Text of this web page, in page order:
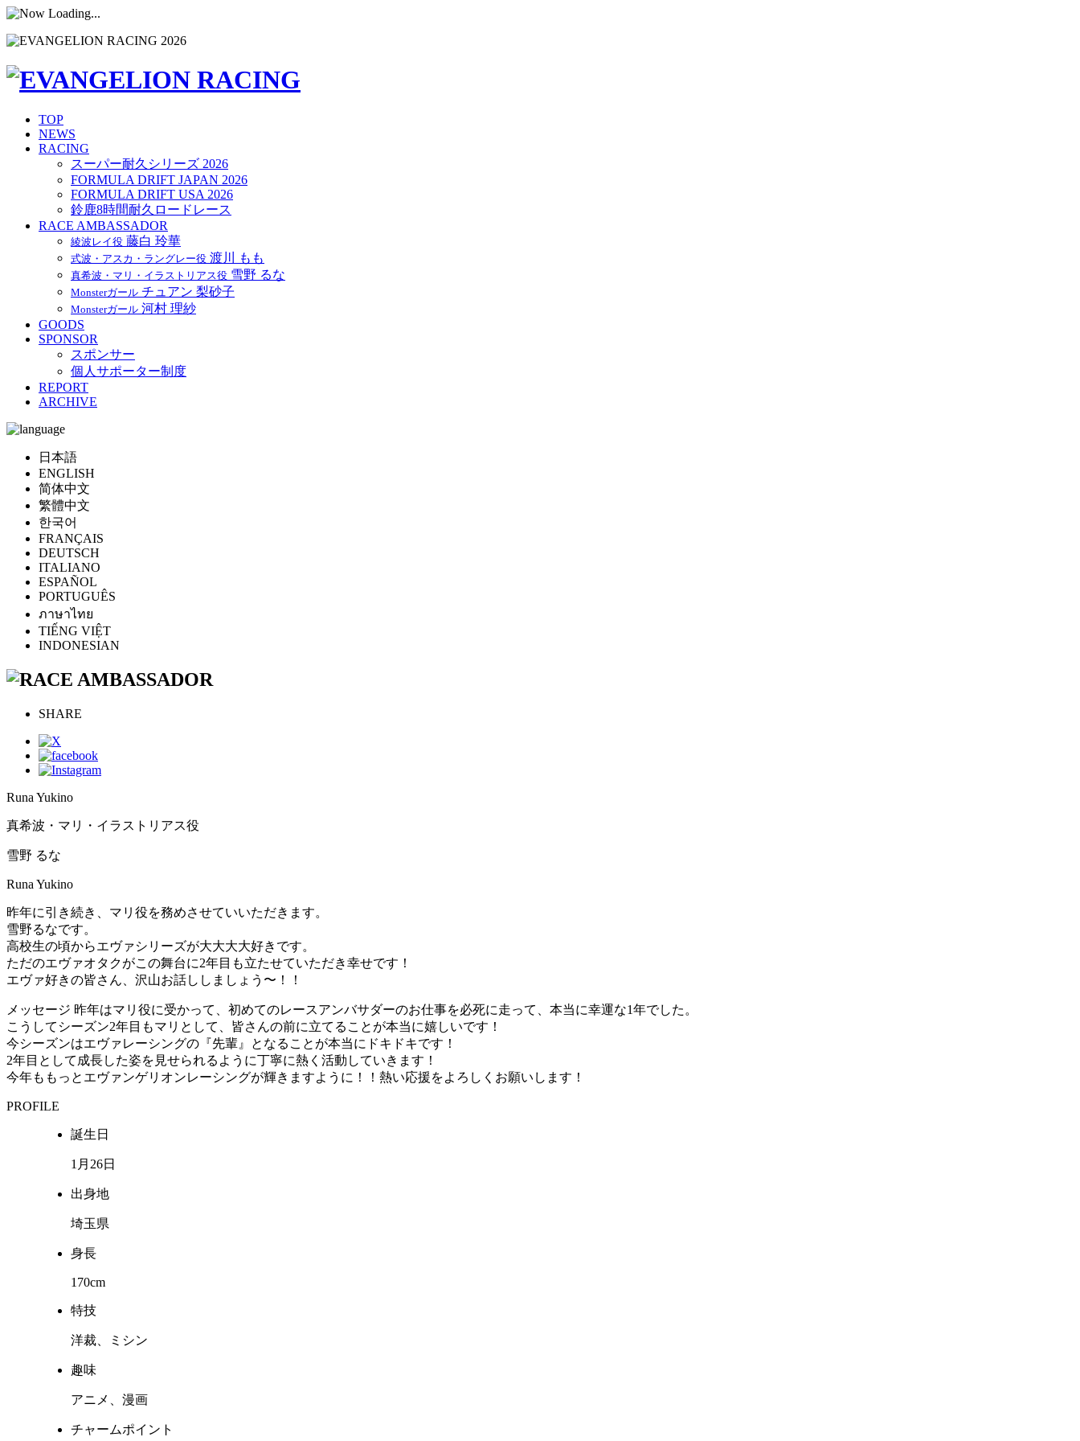
TOP
NEWS
RACING
スーパー耐久シリーズ 2026
FORMULA DRIFT JAPAN 2026
FORMULA DRIFT USA 2026
鈴鹿8時間耐久ロードレース
RACE AMBASSADOR
綾波レイ役 藤白 玲華
式波・アスカ・ラングレー役 渡川 もも
真希波・マリ・イラストリアス役 雪野 るな
Monsterガール チュアン 梨砂子
Monsterガール 河村 理紗
GOODS
SPONSOR
スポンサー
個人サポーター制度
REPORT
ARCHIVE
日本語
ENGLISH
简体中文
繁體中文
한국어
FRANÇAIS
DEUTSCH
ITALIANO
ESPAÑOL
PORTUGUÊS
ภาษาไทย
TIẾNG VIỆT
INDONESIAN
SHARE
Runa Yukino
真希波・マリ・イラストリアス役
雪野 るな
Runa Yukino
昨年に引き続き、マリ役を務めさせていいただきます。
雪野るなです。
高校生の頃からエヴァシリーズが大大大大好きです。
ただのエヴァオタクがこの舞台に2年目も立たせていただき幸せです！
エヴァ好きの皆さん、沢山お話ししましょう〜！！
メッセージ 昨年はマリ役に受かって、初めてのレースアンバサダーのお仕事を必死に走って、本当に幸運な1年でした。
こうしてシーズン2年目もマリとして、皆さんの前に立てることが本当に嬉しいです！
今シーズンはエヴァレーシングの『先輩』となることが本当にドキドキです！
2年目として成長した姿を見せられるように丁寧に熱く活動していきます！
今年ももっとエヴァンゲリオンレーシングが輝きますように！！熱い応援をよろしくお願いします！
PROFILE
誕生日
1月26日
出身地
埼玉県
身長
170cm
特技
洋裁、ミシン
趣味
アニメ、漫画
チャームポイント